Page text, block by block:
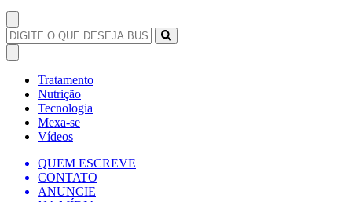
Tratamento
Nutrição
Tecnologia
Mexa-se
Vídeos
QUEM ESCREVE
CONTATO
ANUNCIE